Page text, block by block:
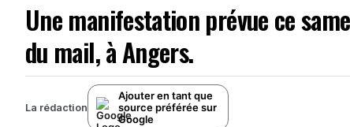
Une manifestation prévue ce
du mail, à Angers.
La rédaction
Ajouter en tant que
source préférée sur
Google